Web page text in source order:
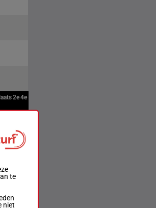
2e4e
te
niet